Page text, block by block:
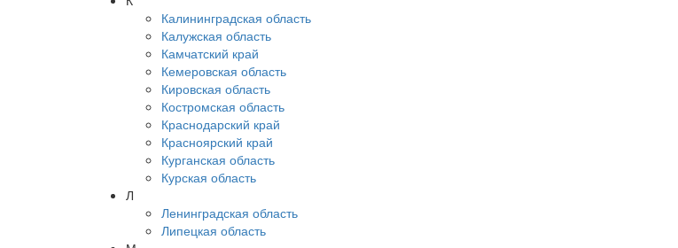
Калининградская область
Калужская область
Камчатский край
Кемеровская область
Кировская область
Костромская область
Краснодарский край
Красноярский край
Курганская область
Курская область
Л
Ленинградская область
Липецкая область